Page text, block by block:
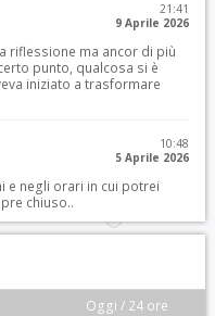
21:41
9 Aprile 2026
riflessione ma ancor di più
punto, qualcosa si è
iniziato a trasformare
10:48
5 Aprile 2026
e negli orari in cui potrei
chiuso..
Oggi / 24 ore